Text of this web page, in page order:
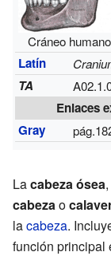
Cráneo
Latín
TA
Enlaces
Gray
Lacabeza ósea
cabezao
lacabeza.
función principal